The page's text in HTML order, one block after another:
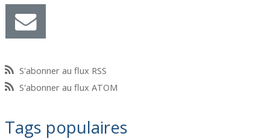
S'abonner au flux RSS
S'abonner au flux ATOM
Tags populaires